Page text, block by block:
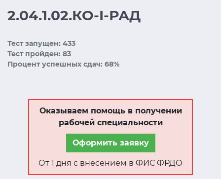
2.04.1.02.КО-I-РАД
Тест запущен: 433
Тест пройден: 83
Процент успешных сдач: 68%
Оказываем помощь в получении
рабочей специальности
Оформить заявку
От 1 дня с внесением в ФИС ФРДО